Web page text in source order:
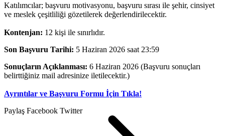
Katılımcılar; başvuru motivasyonu, başvuru sırası ile şehir, cinsiyet
ve meslek çeşitliliği gözetilerek değerlendirilecektir.
Kontenjan: 12 kişi ile sınırlıdır.
Son Başvuru Tarihi: 5 Haziran 2026 saat 23:59
Sonuçların Açıklanması: 6 Haziran 2026 (Başvuru sonuçları
belirttiğiniz mail adresinize iletilecektir.)
Ayrıntılar ve Başvuru Formu İçin Tıkla!
Paylaş Facebook Twitter